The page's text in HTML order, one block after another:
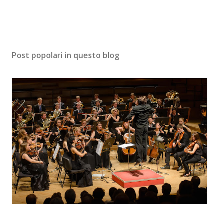
Post popolari in questo blog